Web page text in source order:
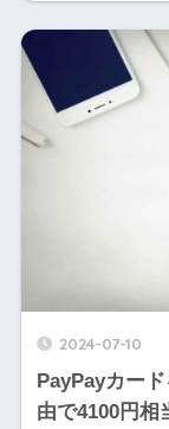
2024-07-10
PayPayカー
由で4100円相